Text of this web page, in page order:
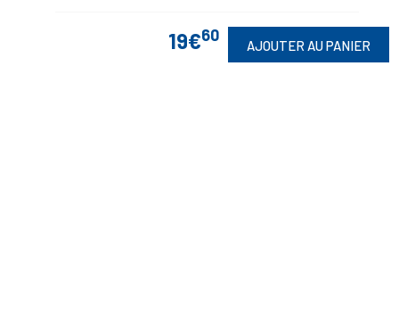
19€60
AJOUTER AU PANIER